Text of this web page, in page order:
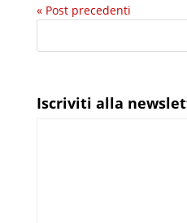
« Post precedenti
Iscriviti alla